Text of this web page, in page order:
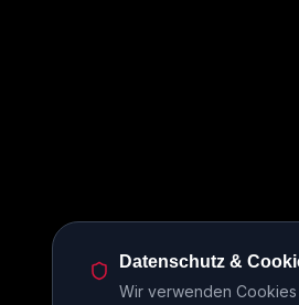
Datenschutz &
Wir verwenden